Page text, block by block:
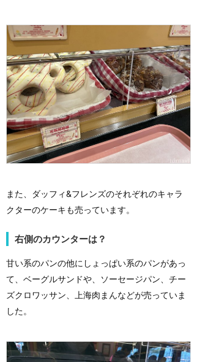
また、ダッフィ&フレンズのそれぞれのキャラ
クターのケーキも売っています。
右側のカウンターは？
甘い系のパンの他にしょっぱい系のパンがあっ
て、ベーグルサンドや、ソーセージパン、チー
ズクロワッサン、上海肉まんなどが売っていま
した。